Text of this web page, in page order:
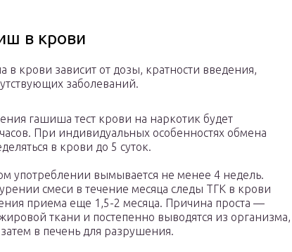
в крови
крови зависит от дозы, кратности введения,
заболеваний.
гашиша тест крови на наркотик будет
При индивидуальных особенностях обмена
в крови до 5 суток.
употреблении вымывается не менее 4 недель.
смеси в течение месяца следы TГК в крови
приема еще 1,5-2 месяца. Причина проста —
ткани и постепенно выводятся из организма,
в печень для разрушения.